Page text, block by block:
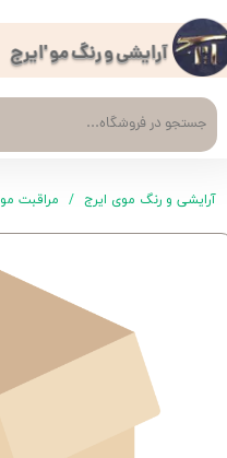
آرایشی و رنگ مو 'ایرج
حساب کاربری من
تغییر گذر واژه
سفارشات
خروج از حساب کاربری
آرایشی و رنگ موی ایرج مراقبت مو